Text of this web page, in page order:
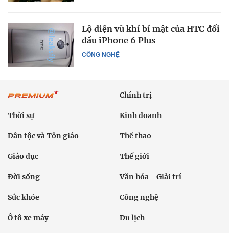
CÔNG NGHỆ
Lộ diện vũ khí bí mật của HTC đối
đầu iPhone 6 Plus
Chính trị
Thời sự Kinh doanh
Dân tộc và Tôn giáo Thể thao
Giáo dục Thế giới
Đời sống Văn hóa - Giải trí
Sức khỏe Công nghệ
Ô tô xe máy Du lịch